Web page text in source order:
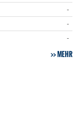
-
-
-
MEHR